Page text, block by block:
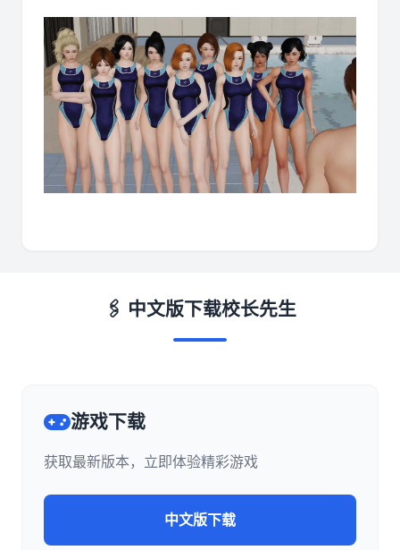
🖇️ 中文版下载校长先生
游戏下载
获取最新版本，立即体验精彩游戏
中文版下载